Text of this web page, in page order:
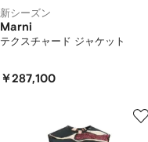
新シーズン
Marni
テクスチャード ジャケット
￥287,100